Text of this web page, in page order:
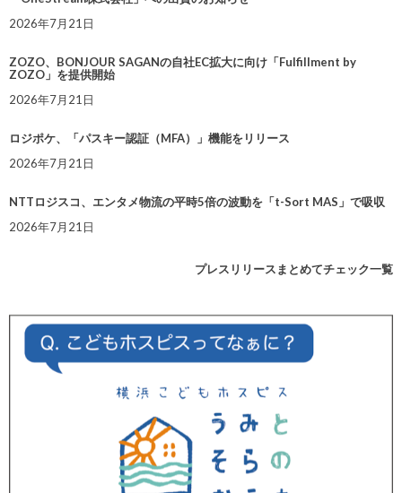
2026年7月21日
ZOZO、BONJOUR SAGANの自社EC拡大に向け「Fulfillment by
ZOZO」を提供開始
2026年7月21日
ロジポケ、「パスキー認証（MFA）」機能をリリース
2026年7月21日
NTTロジスコ、エンタメ物流の平時5倍の波動を「t-Sort MAS」で吸収
2026年7月21日
プレスリリースまとめてチェック一覧